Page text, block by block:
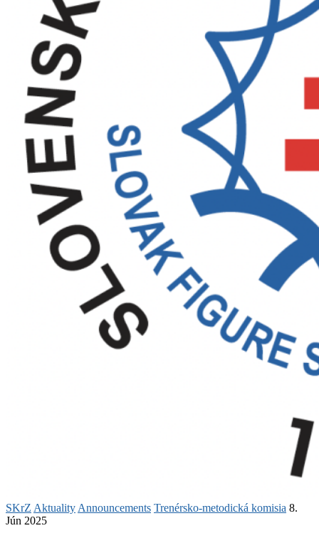
SKrZ Aktuality Announcements Trenérsko-metodická komisia 8.
Jún 2025